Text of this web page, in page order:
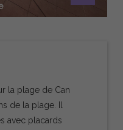
la plage de Can
de la plage. Il
avec placards